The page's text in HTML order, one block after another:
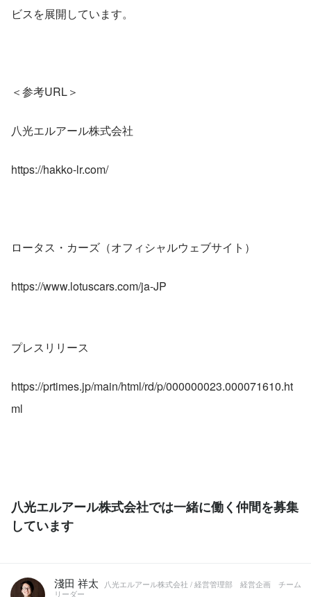
ビスを展開しています。
＜参考URL＞
八光エルアール株式会社
https://hakko-lr.com/
ロータス・カーズ（オフィシャルウェブサイト）
https://www.lotuscars.com/ja-JP
プレスリリース
https://prtimes.jp/main/html/rd/p/000000023.000071610.ht
ml
八光エルアール株式会社では一緒に働く仲間を募集
しています
淺田 祥太
八光エルアール株式会社 / 経営管理部 経営企画 チーム
リーダー